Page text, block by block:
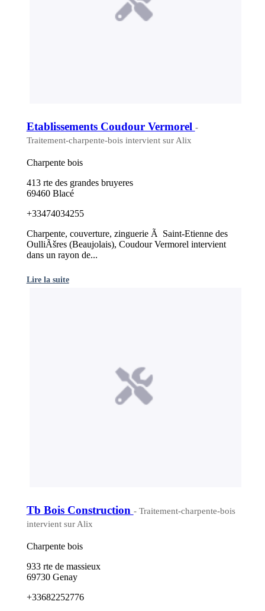
Etablissements Coudour Vermorel -
Traitement-charpente-bois intervient sur Alix
Charpente bois
413 rte des grandes bruyeres
69460 Blacé
+33474034255
Charpente, couverture, zinguerie Ã Saint-Etienne des
OulliÃšres (Beaujolais), Coudour Vermorel intervient
dans un rayon de...
Lire la suite
Tb Bois Construction - Traitement-charpente-bois
intervient sur Alix
Charpente bois
933 rte de massieux
69730 Genay
+33682252776